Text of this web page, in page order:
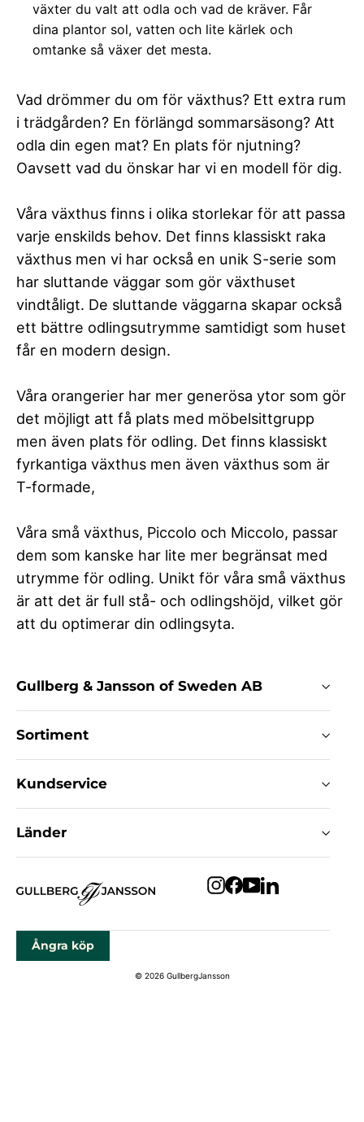
växter du valt att odla och vad de kräver. Får
dina plantor sol, vatten och lite kärlek och
omtanke så växer det mesta.
Vad drömmer du om för växthus? Ett extra rum
i trädgården? En förlängd sommarsäsong? Att
odla din egen mat? En plats för njutning?
Oavsett vad du önskar har vi en modell för dig.
Våra växthus finns i olika storlekar för att passa
varje enskilds behov. Det finns klassiskt raka
växthus men vi har också en unik S-serie som
har sluttande väggar som gör växthuset
vindtåligt. De sluttande väggarna skapar också
ett bättre odlingsutrymme samtidigt som huset
får en modern design.
Våra orangerier har mer generösa ytor som gör
det möjligt att få plats med möbelsittgrupp
men även plats för odling. Det finns klassiskt
fyrkantiga växthus men även växthus som är
T-formade,
Våra små växthus, Piccolo och Miccolo, passar
dem som kanske har lite mer begränsat med
utrymme för odling. Unikt för våra små växthus
är att det är full stå- och odlingshöjd, vilket gör
att du optimerar din odlingsyta.
Gullberg & Jansson of Sweden AB
Sortiment
Kundservice
Länder
Instagram
Facebook
YouTube
LinkedIn
Ångra köp
© 2026 GullbergJansson